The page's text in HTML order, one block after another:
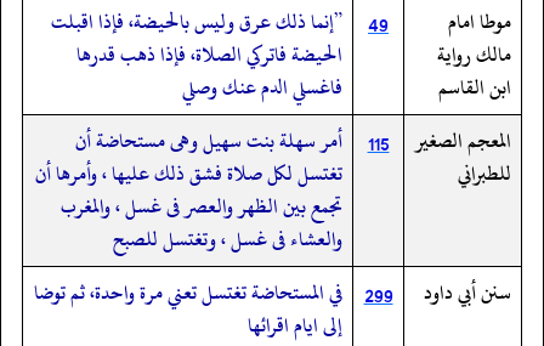
موطا امام
مالك رواية
ابن القاسم
49
”إنما ذلك عرق وليس بالحيضة، فإذا اقبلت
الحيضة فاتركي الصلاة، فإذا ذهب قدرها
فاغسلي الدم عنك وصلي
المعجم الصغير
للطبراني
115
أمر سهلة بنت سهيل وهى مستحاضة أن
تغتسل لكل صلاة فشق ذلك عليها ، وأمرها أن
تجمع بين الظهر والعصر فى غسل ، والمغرب
والعشاء فى غسل ، وتغتسل للصبح
سنن أبي داود
299 في المستحاضة تغتسل تعني مرة واحدة، ثم توضا
إلى ايام اقرائها